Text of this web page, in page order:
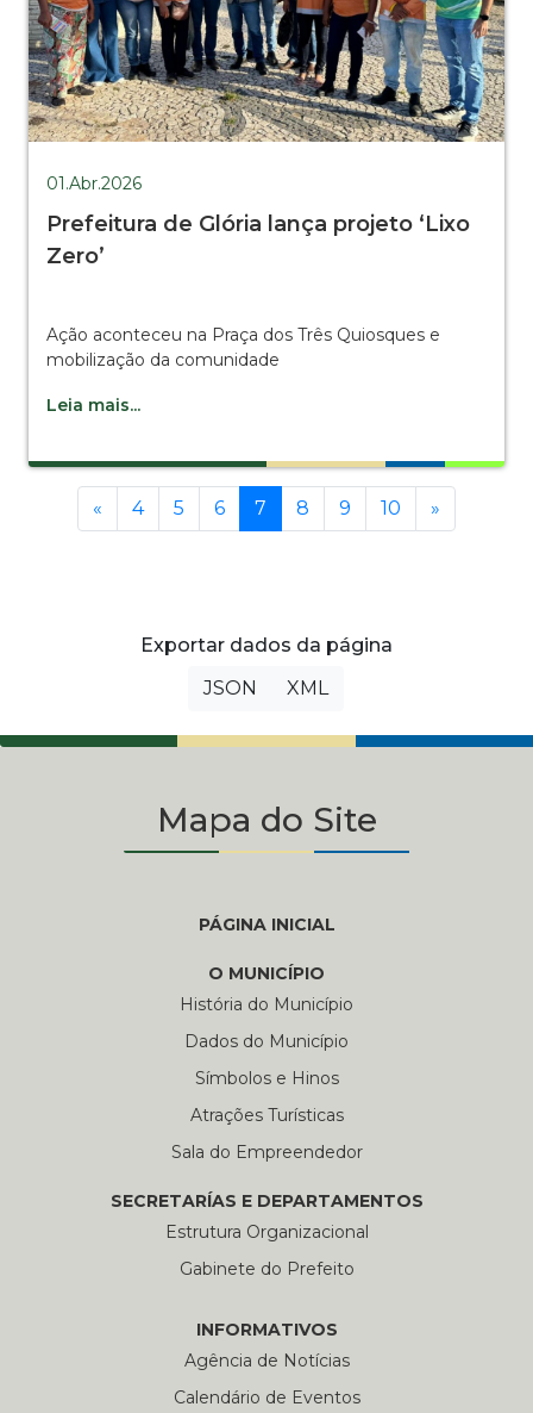
01.Abr.2026
Prefeitura de Glória lança projeto ‘Lixo
Zero’
Ação aconteceu na Praça dos Três Quiosques e
mobilização da comunidade
Leia mais...
« Anterior
4 5 6 7 (current)
8 9 10 »
Exportar dados da página
JSON
XML
Mapa do Site
PÁGINA INICIAL
O MUNICÍPIO
História do Município
Dados do Município
Símbolos e Hinos
Atrações Turísticas
Sala do Empreendedor
SECRETARÍAS E DEPARTAMENTOS
Estrutura Organizacional
Gabinete do Prefeito
INFORMATIVOS
Agência de Notícias
Calendário de Eventos